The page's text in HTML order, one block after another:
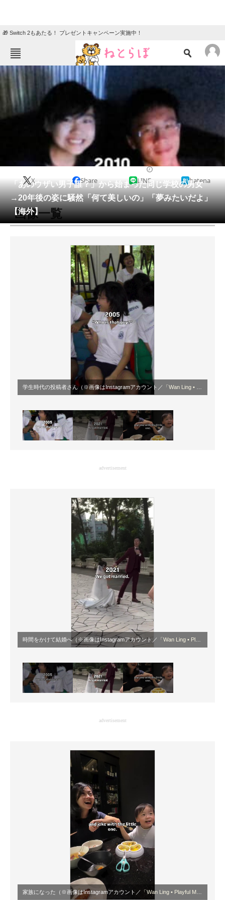
🎁 Switch 2もあたる！ プレゼントキャンペーン実施中！
ねとらぼメニュー
エンタメ
教育・育児
リサーチ
会員記事
メディア
注目記事を集めた総合ページ
ITの今と未来を見通す
スマホと通信の最新トレンド
進化するPCとデバイスの未来
好きが集まる 比べて選べる
ビジネスと働き方のヒント
AI活用のいまが分かる
企業ITのトレンドを詳説
マーケ×ITの今がよく分かる
ITエンジニア向け専門サイト
製造業のIT導入・活用を支援
モノづくり技術者専門サイト
エレクトロニクス専門サイト
電子設計の基本と応用
エネルギーの専門メディア
建設×テクノロジーの最前線
ちょっと気になるネットの話題
「あのウザい男子誰？」から始まった同じ学校の男女
→20年後の姿に騒然「何て美しいの」「夢みたいだよ」
【海外】
X Share LINE hatena
画像一覧
学生時代の投稿者さん（※画像はInstagramアカウント／ 「Wan Ling • Playful Mum Picks & Story Maker」
advertisement
時間をかけて結婚へ（※画像はInstagramアカウント／ 「Wan Ling • Playful Mum Picks & Story Maker」
advertisement
家族になった（※画像はInstagramアカウント／ 「Wan Ling • Playful Mum Picks & Story Maker」